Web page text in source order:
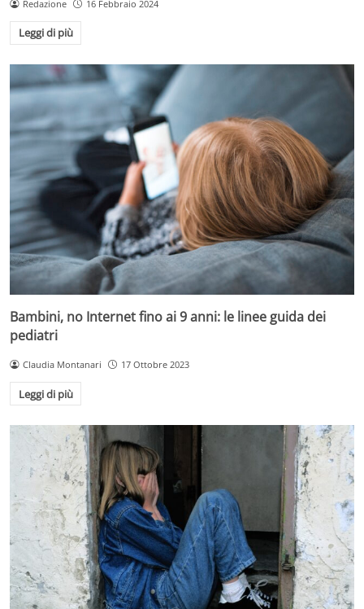
Redazione 16 Febbraio 2024
Leggi di più
Bambini, no Internet fino ai 9 anni: le linee guida dei
pediatri
Claudia Montanari 17 Ottobre 2023
Leggi di più